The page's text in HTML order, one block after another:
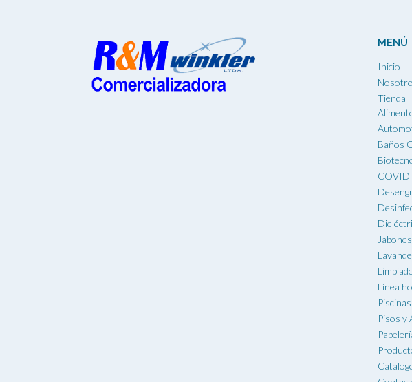
MENÚ
Inicio
Tienda
Baños
COVID
Línea
Piscinas
Pisos y